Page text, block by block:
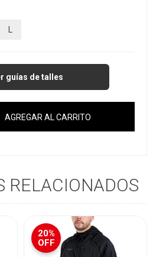
L
guías de talles
AGREGAR AL CARRITO
RELACIONADOS
20%
OFF